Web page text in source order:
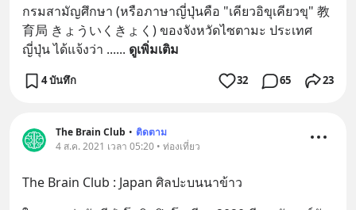
กรมสามัญศึกษา (หรือภาษาญี่ปุ่นคือ "เคียวอิขุเคียวขุ" 教
育局 きょういくきょく) ของจังหวัดไซตามะ ประเทศ
ญี่ปุ่น ได้แจ้งว่า ...... ดูเพิ่มเติม
4 บันทึก 32 65 23
The Brain Club • ติดตาม
4 ส.ค. 2021 เวลา 05:20 • ท่องเที่ยว
The Brain Club : Japan ศิลปะบนนาข้าว